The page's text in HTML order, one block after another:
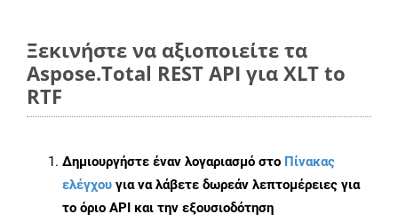
Ξεκινήστε να αξιοποιείτε τα
Aspose.Total REST API για XLT to
RTF
Δημιουργήστε έναν λογαριασμό στο Πίνακας
ελέγχου για να λάβετε δωρεάν λεπτομέρειες για
το όριο API και την εξουσιοδότηση